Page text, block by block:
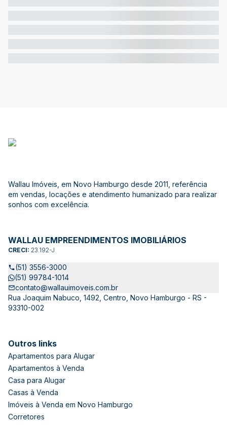
Wallau Imóveis, em Novo Hamburgo desde 2011, referência
em vendas, locações e atendimento humanizado para realizar
sonhos com excelência.
WALLAU EMPREENDIMENTOS IMOBILIÁRIOS
CRECI: 23.192-J
(51) 3556-3000
(51) 99784-1014
contato@wallauimoveis.com.br
Rua Joaquim Nabuco, 1492, Centro, Novo Hamburgo - RS -
93310-002
Outros links
Apartamentos para Alugar
Apartamentos à Venda
Casa para Alugar
Casas à Venda
Imóveis à Venda em Novo Hamburgo
Corretores